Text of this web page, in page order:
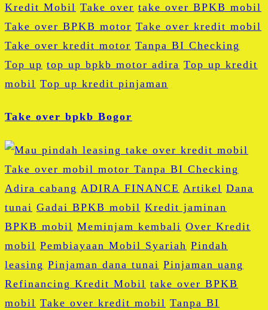
Kredit Mobil Take over take over BPKB mobil
Take over BPKB motor Take over kredit mobil
Take over kredit motor Tanpa BI Checking
Top up top up bpkb motor adira Top up kredit
mobil Top up kredit pinjaman
Take over bpkb Bogor
Adira cabang ADIRA FINANCE Artikel Dana
tunai Gadai BPKB mobil Kredit jaminan
BPKB mobil Meminjam kembali Over Kredit
mobil Pembiayaan Mobil Syariah Pindah
leasing Pinjaman dana tunai Pinjaman uang
Refinancing Kredit Mobil take over BPKB
mobil Take over kredit mobil Tanpa BI